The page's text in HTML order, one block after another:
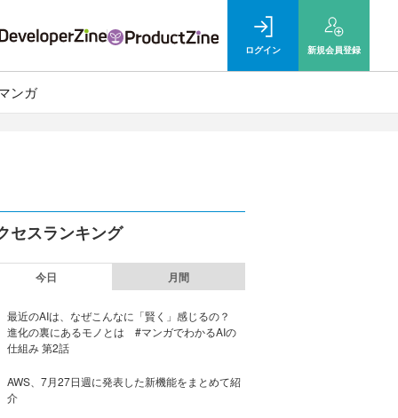
ログイン 新規会員登録
ンガ
セスランキング
今日 月間
最近のAIは、なぜこんなに「賢く」感じるの？
進化の裏にあるモノとは #マンガでわかるAIの
仕組み 第2話
AWS、7月27日週に発表した新機能をまとめて紹
介